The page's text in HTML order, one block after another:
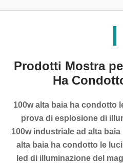
Prodotti Mostra
Ha
100w alta baia ha condotto
prova di esplosione di
100w industriale ad alta
alta baia ha condotto le
led di illuminazione del